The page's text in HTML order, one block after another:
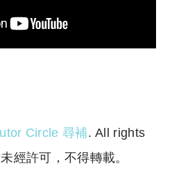
Circle 尋補. All rights
經許可，不得轉載。